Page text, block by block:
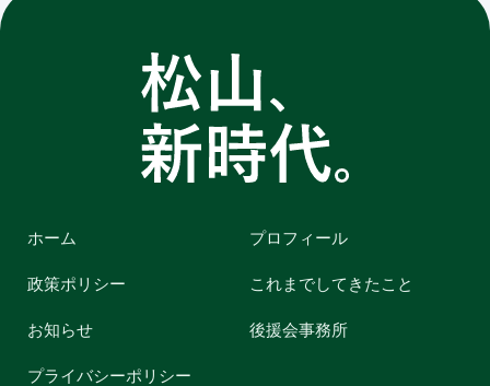
ホーム プロフィール
政策ポリシー これまでしてきたこと
お知らせ 後援会事務所
プライバシーポリシー